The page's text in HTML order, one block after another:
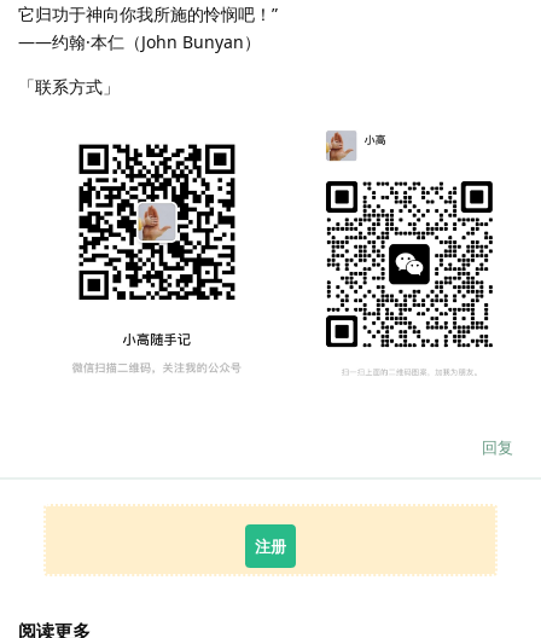
它归功于神向你我所施的怜悯吧！”
——约翰·本仁（John Bunyan）
「联系方式」
回复
注册
阅读更多